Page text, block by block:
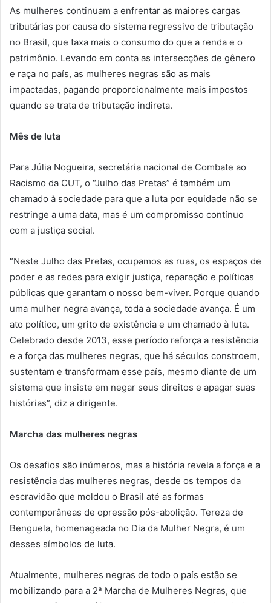
As mulheres continuam a enfrentar as maiores cargas
tributárias por causa do sistema regressivo de tributação
no Brasil, que taxa mais o consumo do que a renda e o
patrimônio. Levando em conta as intersecções de gênero
e raça no país, as mulheres negras são as mais
impactadas, pagando proporcionalmente mais impostos
quando se trata de tributação indireta.
Mês de luta
Para Júlia Nogueira, secretária nacional de Combate ao
Racismo da CUT, o “Julho das Pretas” é também um
chamado à sociedade para que a luta por equidade não se
restringe a uma data, mas é um compromisso contínuo
com a justiça social.
“Neste Julho das Pretas, ocupamos as ruas, os espaços de
poder e as redes para exigir justiça, reparação e políticas
públicas que garantam o nosso bem-viver. Porque quando
uma mulher negra avança, toda a sociedade avança. É um
ato político, um grito de existência e um chamado à luta.
Celebrado desde 2013, esse período reforça a resistência
e a força das mulheres negras, que há séculos constroem,
sustentam e transformam esse país, mesmo diante de um
sistema que insiste em negar seus direitos e apagar suas
histórias”, diz a dirigente.
Marcha das mulheres negras
Os desafios são inúmeros, mas a história revela a força e a
resistência das mulheres negras, desde os tempos da
escravidão que moldou o Brasil até as formas
contemporâneas de opressão pós-abolição. Tereza de
Benguela, homenageada no Dia da Mulher Negra, é um
desses símbolos de luta.
Atualmente, mulheres negras de todo o país estão se
mobilizando para a 2ª Marcha de Mulheres Negras, que